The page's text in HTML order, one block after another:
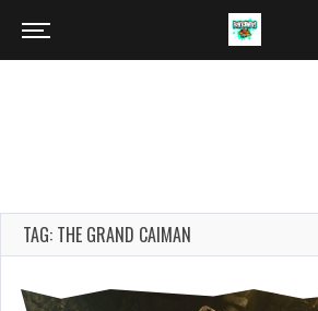
TAG: THE GRAND CAIMAN